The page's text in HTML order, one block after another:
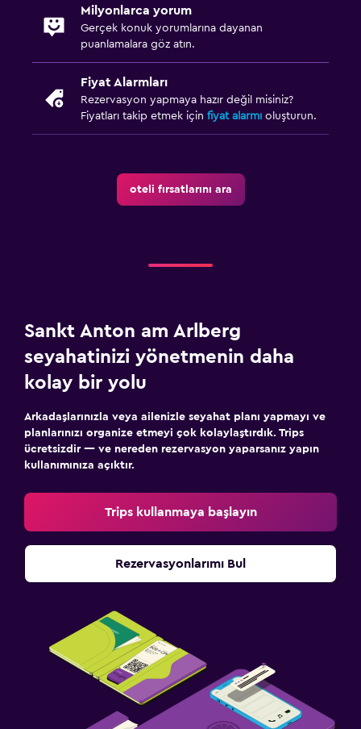
Milyonlarca yorum
Gerçek konuk yorumlarına dayanan
puanlamalara göz atın.
Fiyat Alarmları
Rezervasyon yapmaya hazır değil misiniz?
Fiyatları takip etmek için fiyat alarmı oluşturun.
oteli fırsatlarını ara
Sankt Anton am Arlberg
seyahatinizi yönetmenin daha
kolay bir yolu
Arkadaşlarınızla veya ailenizle seyahat planı yapmayı ve
planlarınızı organize etmeyi çok kolaylaştırdık. Trips
ücretsizdir — ve nereden rezervasyon yaparsanız yapın
kullanımınıza açıktır.
Trips kullanmaya başlayın
Rezervasyonlarımı Bul